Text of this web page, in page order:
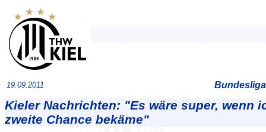
19.09.2011
Kieler Nachrichten: "Es wäre super, wenn
zweite Chance bekäme"